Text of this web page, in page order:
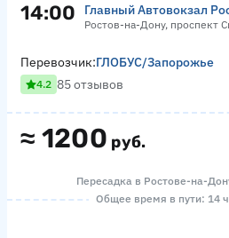
14:00 Главный Автовокзал
Ростов-на-Дону, проспект
≈ 1200 руб.
Перевозчик:ГЛОБУС/Запорожье
4.2 85 отзывов
Пересадка в Ростове-на-
Общее время в пути: 14